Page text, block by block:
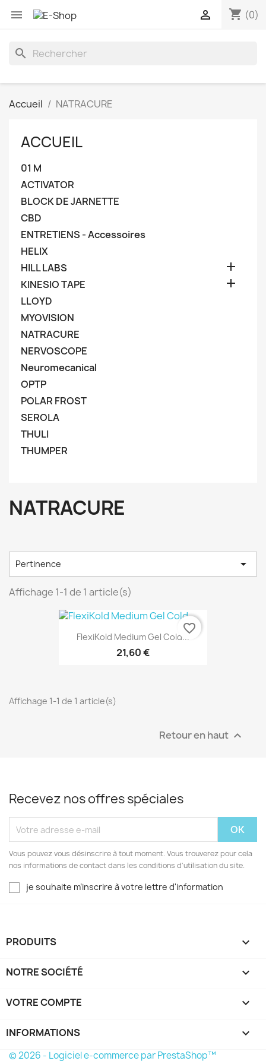
 shopping_cart (0)

search
Accueil NATRACURE
ACCUEIL
01 M
ACTIVATOR
BLOCK DE JARNETTE
CBD
ENTRETIENS - Accessoires
HELIX
HILL LABS

KINESIO TAPE 
LLOYD
MYOVISION
NATRACURE
NERVOSCOPE
Neuromecanical
OPTP
POLAR FROST
SEROLA
THULI
THUMPER
NATRACURE
Pertinence 
Affichage 1-1 de 1 article(s)
FlexiKold Medium Gel Cold...
21,60 €
favorite_border
Affichage 1-1 de 1 article(s)
Retour en haut 
Recevez nos offres spéciales
Vous pouvez vous désinscrire à tout moment. Vous trouverez pour cela
nos informations de contact dans les conditions d'utilisation du site.
je souhaite m’inscrire à votre lettre d'information
PRODUITS 
NOTRE SOCIÉTÉ 
VOTRE COMPTE 
INFORMATIONS keyboard_arrow_down
© 2026 - Logiciel e-commerce par PrestaShop™